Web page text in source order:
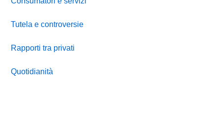
Tutela e controversie
Rapporti tra privati
Quotidianità